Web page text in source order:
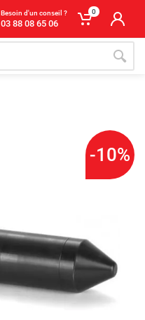
Besoin d'un conseil ?
03 88 08 65 06
0
-10%